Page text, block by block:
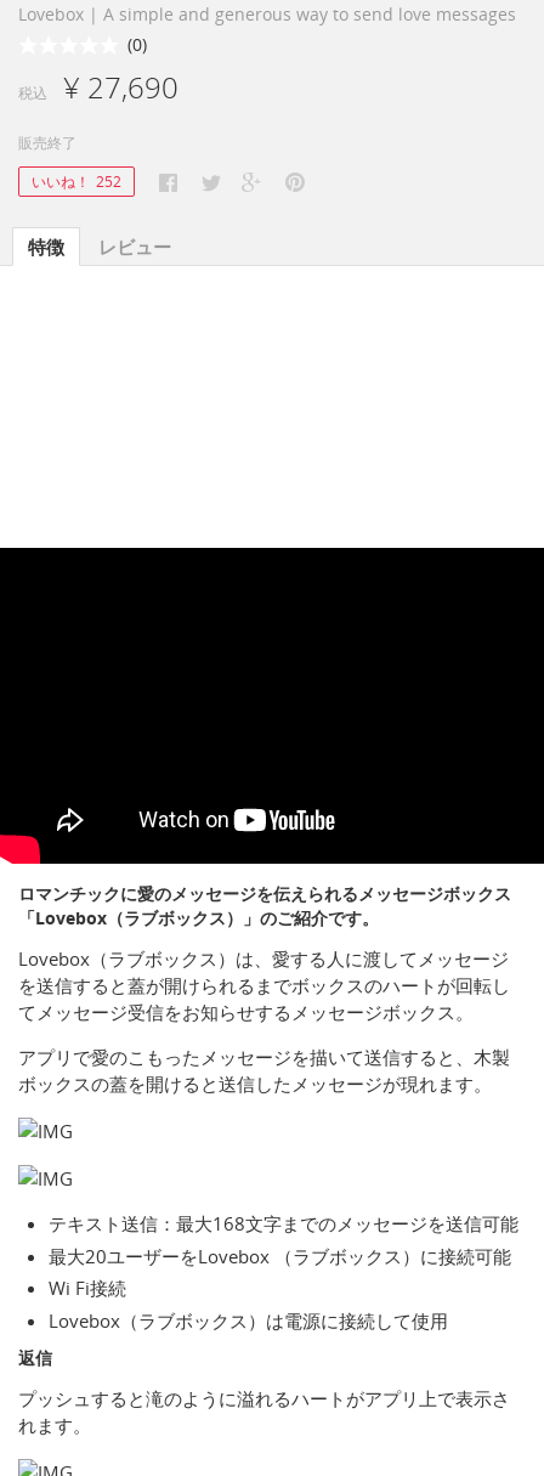
Lovebox | A simple and generous way to send love messages
(0)
税込 ¥ 27,690
販売終了
いいね！ 252
特徴 レビュー
ロマンチックに愛のメッセージを伝えられるメッセージボックス
「Lovebox（ラブボックス）」のご紹介です。
Lovebox（ラブボックス）は、愛する人に渡してメッセージ
を送信すると蓋が開けられるまでボックスのハートが回転し
てメッセージ受信をお知らせするメッセージボックス。
アプリで愛のこもったメッセージを描いて送信すると、木製
ボックスの蓋を開けると送信したメッセージが現れます。
テキスト送信：最大168文字までのメッセージを送信可能
最大20ユーザーをLovebox （ラブボックス）に接続可能
Wi Fi接続
Lovebox（ラブボックス）は電源に接続して使用
返信
プッシュすると滝のように溢れるハートがアプリ上で表示さ
れます。